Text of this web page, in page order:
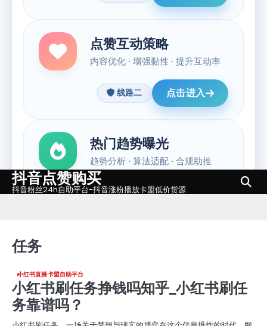
Skip抖音点赞购买
抖音粉丝24h自助平台-抖音涨粉播放卡盟低价货源
任务
小红书直播卡盟自助平台
小红书刷任务挣钱吗知乎_小红书刷任
务靠谱吗？